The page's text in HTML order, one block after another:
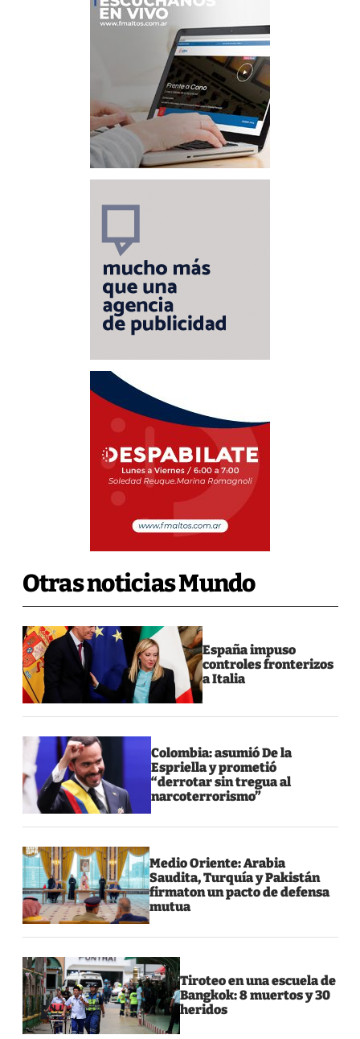
Otras noticias Mundo
España impuso
controles fronterizos
a Italia
Colombia: asumió De la
Espriella y prometió
“derrotar sin tregua al
narcoterrorismo”
Medio Oriente: Arabia
Saudita, Turquía y Pakistán
firmaton un pacto de defensa
mutua
Tiroteo en una escuela de
Bangkok: 8 muertos y 30
heridos